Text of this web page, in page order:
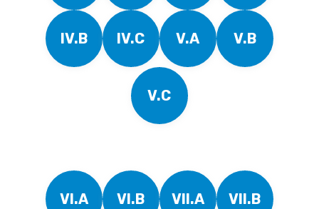
IV.B IV.C V.A V.B
V.C
VI.A VI.B VII.A VII.B